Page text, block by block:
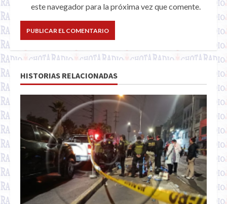
este navegador para la próxima vez que comente.
HISTORIAS RELACIONADAS